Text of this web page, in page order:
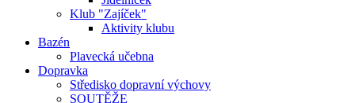
Klub "Zajíček"
Aktivity klubu
Bazén
Plavecká učebna
Dopravka
Středisko dopravní výchovy
SOUTĚŽE